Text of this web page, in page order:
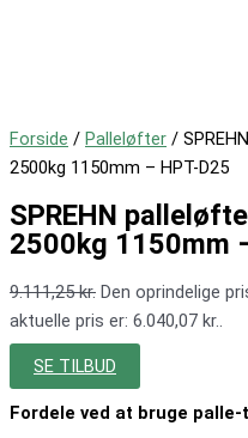
Forside / Palleløfter /
2500kg 1150mm – HPT-D25
SPREHN
2500kg 1150mm
9.111,25kr. Den oprindelige
aktuelle pris er: 6.040,07 kr..
SE TILBUD
Fordele ved at bruge